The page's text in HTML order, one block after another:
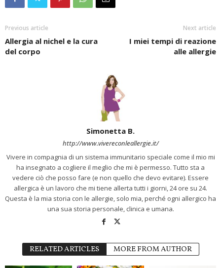
Previous article
Allergia al nichel e la cura
del corpo
Next article
I miei tempi di reazione
alle allergie
Simonetta B.
http://www.vivereconleallergie.it/
Vivere in compagnia di un sistema immunitario speciale come il mio mi
ha insegnato a cogliere il meglio che mi è permesso. Tutto sta a
vedere ciò che posso fare (e non quello che devo evitare). Essere
allergica è un lavoro che mi tiene allerta tutti i giorni, 24 ore su 24.
Questa è la mia storia con le allergie, solo mia, perché ogni allergico ha
una sua storia personale, clinica e umana.
RELATED ARTICLES MORE FROM AUTHOR